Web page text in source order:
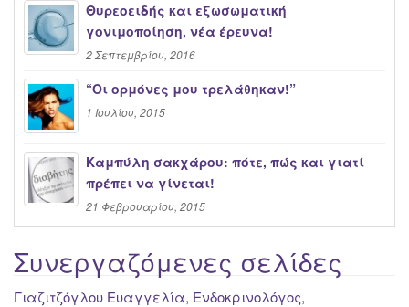
Θυρεοειδής και εξωσωματική
γονιμοποίηση, νέα έρευνα!
2 Σεπτεμβρίου, 2016
“Oι ορμόνες μου τρελάθηκαν!”
1 Ιουλίου, 2015
Καμπύλη σακχάρου: πότε, πώς και γιατί
πρέπει να γίνεται!
21 Φεβρουαρίου, 2015
Συνεργαζόμενες σελίδες
Γιαζιτζόγλου Ευαγγελία, Ενδοκρινολόγος,